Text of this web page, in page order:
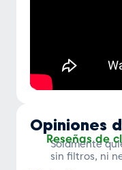
Opiniones
Reseñas de
Solamente
sin filtros, ni